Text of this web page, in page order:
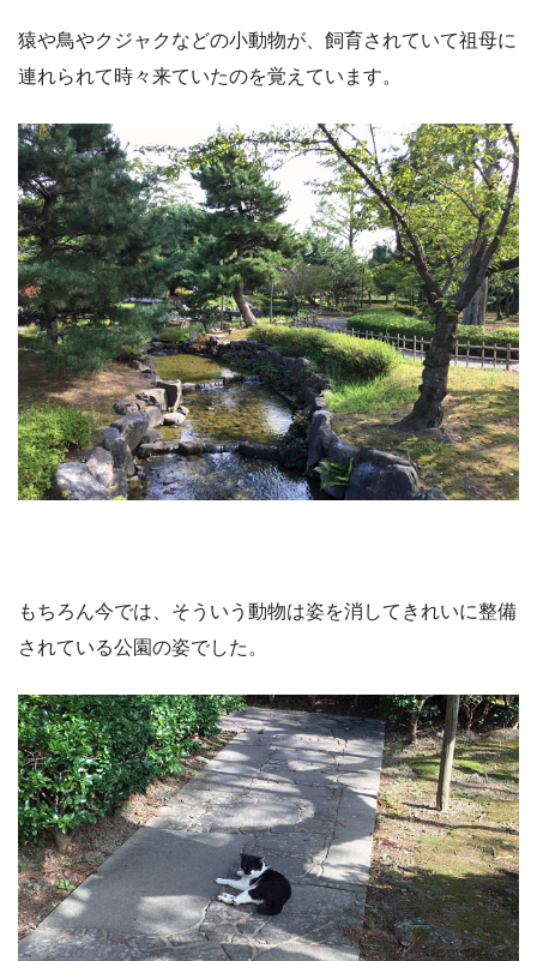
猿や鳥やクジャクなどの小動物が、飼育されていて祖母に
連れられて時々来ていたのを覚えています。
もちろん今では、そういう動物は姿を消してきれいに整備
されている公園の姿でした。